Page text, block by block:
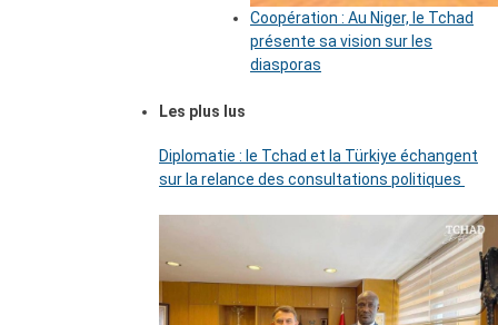
Coopération : Au Niger, le Tchad
présente sa vision sur les
diasporas
Les plus lus
Diplomatie : le Tchad et la Türkiye échangent
sur la relance des consultations politiques